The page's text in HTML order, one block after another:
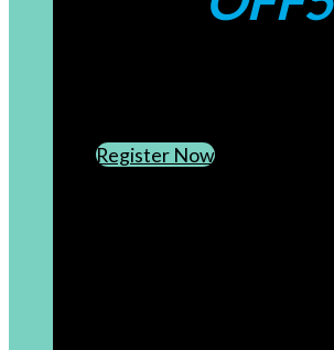
Register Now